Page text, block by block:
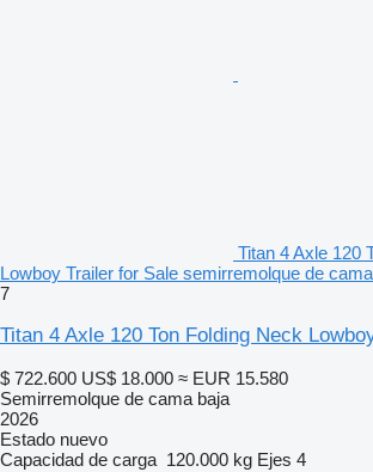
Titan 4 Axle 120
Lowboy Trailer for Sale semirremolque de
7
Titan 4 Axle 120 Ton Folding Neck
$ 722.600 US$ 18.000 ≈ EUR 15.580
Semirremolque de cama baja
2026
Estado nuevo
Capacidad de carga 120.000 kg Ejes 4